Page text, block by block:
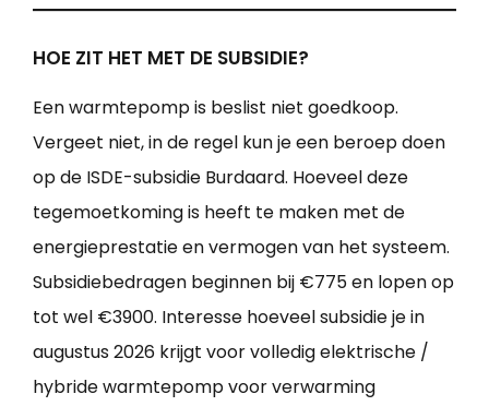
HOE ZIT HET MET DE SUBSIDIE?
Een warmtepomp is beslist niet goedkoop.
Vergeet niet, in de regel kun je een beroep doen
op de ISDE-subsidie Burdaard. Hoeveel deze
tegemoetkoming is heeft te maken met de
energieprestatie en vermogen van het systeem.
Subsidiebedragen beginnen bij €775 en lopen op
tot wel €3900. Interesse hoeveel subsidie je in
augustus 2026 krijgt voor volledig elektrische /
hybride warmtepomp voor verwarming